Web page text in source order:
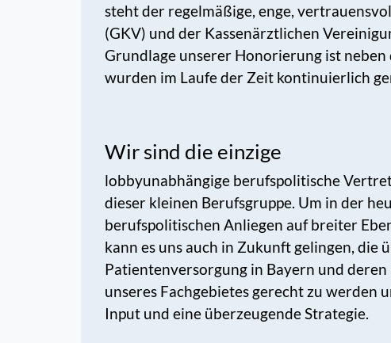
steht der regelmäßige, enge,
(GKV) und der Kassenärztlichen
Grundlage unserer Honorierung ist
wurden im Laufe der Zeit kontinuierlich
Wir sind die einzige
lobbyunabhängige berufspolitische
dieser kleinen Berufsgruppe. Um in der
berufspolitischen Anliegen auf breiter
kann es uns auch in Zukunft gelingen,
Patientenversorgung in Bayern und
unseres Fachgebietes gerecht zu werden
Input und eine überzeugende Strategie.